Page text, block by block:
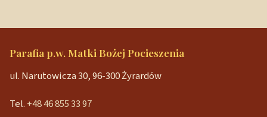
Parafia p.w. Matki Bożej Pocieszenia
ul. Narutowicza 30, 96-300 Żyrardów
Tel. +48 46 855 33 97